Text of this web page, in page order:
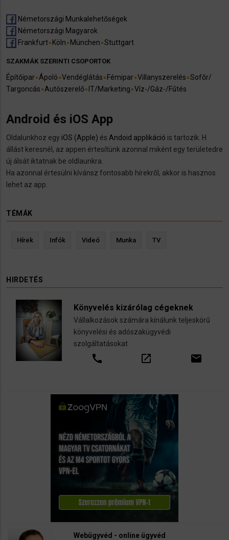
Németországi Munkalehetőségek
Németországi Magyarok
Frankfurt Köln München Stuttgart
SZAKMÁK SZERINTI CSOPORTOK
Építőipar Ápoló Vendéglátás Fémipar Villanyszerelés Sofőr/
Targoncás
Autószerelő IT/Marketing Víz-/Gáz-/Fűtés
Android és iOS App
Oldalunkhoz egy iOS (Apple) és Andoid applikáció is tartozik. H
állást keresnél, az appen értesítünk azonnal miként egy területedre
új álsát iktatnak be oldlaunkra.
Ha azonnal értesülni kívánsz fontosabb hírekről, akkor is hasznos
lehet az app.
TÉMÁK
Hírek Infók Videó Munka TV
HIRDETÉS
Könyvelés kizárólag cégeknek
Vállalkozások számára kínálunk teljeskörű
könyvelési és adószakügyvédi
szolgáltatásokat
call open_in_new email
Webügyvéd - online ügyvéd